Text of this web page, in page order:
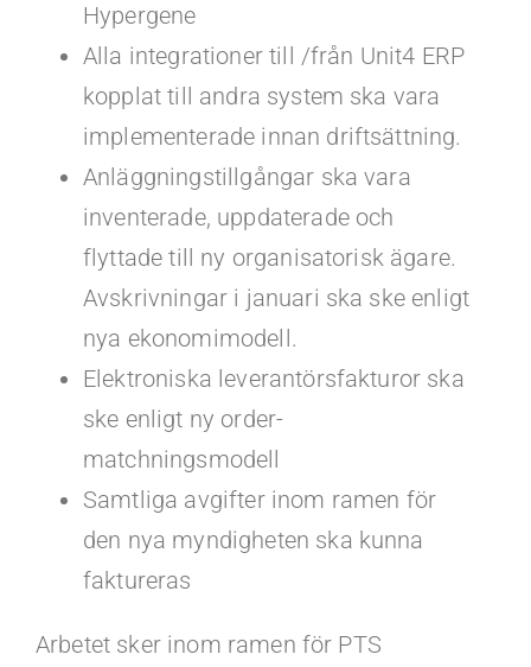
Hypergene
Alla integrationer till /från Unit4 ERP
kopplat till andra system ska vara
implementerade innan driftsättning.
Anläggningstillgångar ska vara
inventerade, uppdaterade och
flyttade till ny organisatorisk ägare.
Avskrivningar i januari ska ske enligt
nya ekonomimodell.
Elektroniska leverantörsfakturor ska
ske enligt ny order-
matchningsmodell
Samtliga avgifter inom ramen för
den nya myndigheten ska kunna
faktureras
Arbetet sker inom ramen för PTS